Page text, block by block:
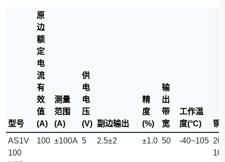
型号
原
边
额
定
电
流
有
效
值
(A)
测量
范围
(A)
供
电
电
压
(V) 副边输出
精
度
(%)
输
出
带
宽
工作温
度(°C)
铜
AS1V
100
100 ±100A 5 2.5±2 ±1.0 50 -40~105